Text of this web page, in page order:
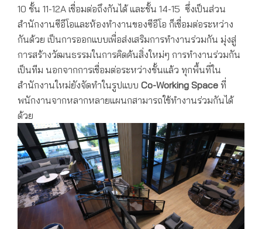
10 ชั้น 11-12A เชื่อมต่อถึงกันได้ และชั้น 14-15 ซึ่งเป็นส่วน
สำนักงานซีอีโอและห้องทำงานของซีอีโอ ก็เชื่อมต่อระหว่าง
กันด้วย เป็นการออกแบบเพื่อส่งเสริมการทำงานร่วมกัน มุ่งสู่
การสร้างวัฒนธรรมในการคิดค้นสิ่งใหม่ๆ การทำงานร่วมกัน
เป็นทีม นอกจากการเชื่อมต่อระหว่างชั้นแล้ว ทุกพื้นที่ใน
สำนักงานใหม่ยังจัดทำในรูปแบบ Co-Working Space ที่
พนักงานจากหลากหลายแผนกสามารถใช้ทำงานร่วมกันได้
ด้วย